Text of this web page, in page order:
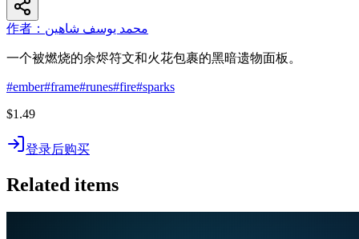
作者：محمد يوسف شاهين
一个被燃烧的余烬符文和火花包裹的黑暗遗物面板。
#ember#frame#runes#fire#sparks
$1.49
登录后购买
Related items